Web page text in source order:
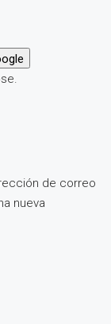
de correo
nueva